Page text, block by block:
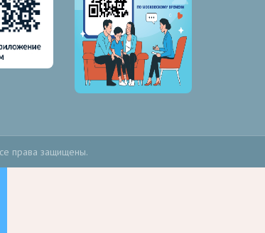
права защищены.